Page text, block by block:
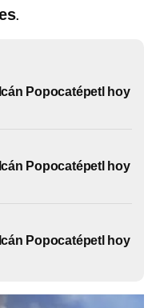
.
Popocatépetl hoy
Popocatépetl hoy
Popocatépetl hoy